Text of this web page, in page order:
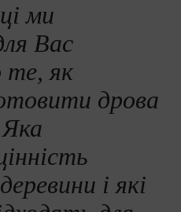
ми
Вас
те, як
дрова
і які